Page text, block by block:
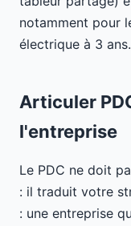
notamment pour
électrique à 3 ans.
Articuler
l'entreprise
Le PDC ne doit
: il traduit votre
: une entreprise